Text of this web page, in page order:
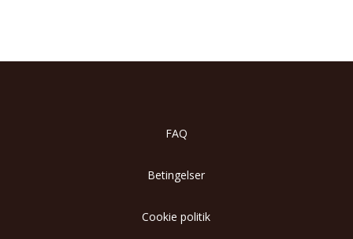
FAQ
Betingelser
Cookie politik